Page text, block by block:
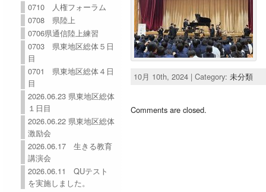
0710 人権フォーラム
0708 県陸上
0706県通信陸上練習
0703 県東地区総体５日
目
0701 県東地区総体４日
目
2026.06.23 県東地区総体
１日目
2026.06.22 県東地区総体
激励会
2026.06.17 生きる教育
講演会
2026.06.11 QUテスト
を実施しました。
10月 10th, 2024 | Category: 未分類
Comments are closed.